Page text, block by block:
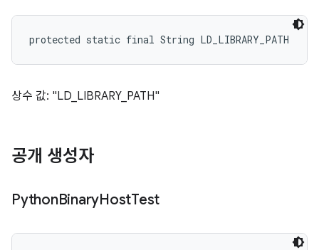
protected static final String LD_LIBRARY_PATH
상수 값: "LD_LIBRARY_PATH"
공개 생성자
PythonBinaryHostTest